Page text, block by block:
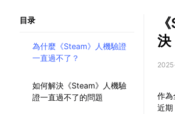
目录
為什麼《Steam》人機驗證
一直過不了？
如何解決《Steam》人機驗
證一直過不了的問題
決
作為
近